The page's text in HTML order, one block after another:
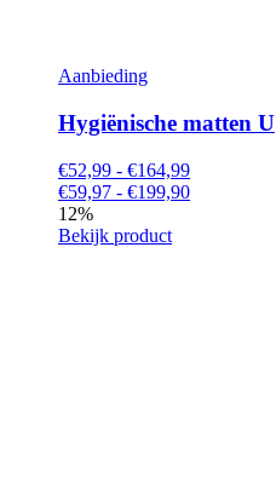
Aanbieding
Hygiënische matten U
€52,99 - €164,99
€59,97 - €199,90
12%
Bekijk product